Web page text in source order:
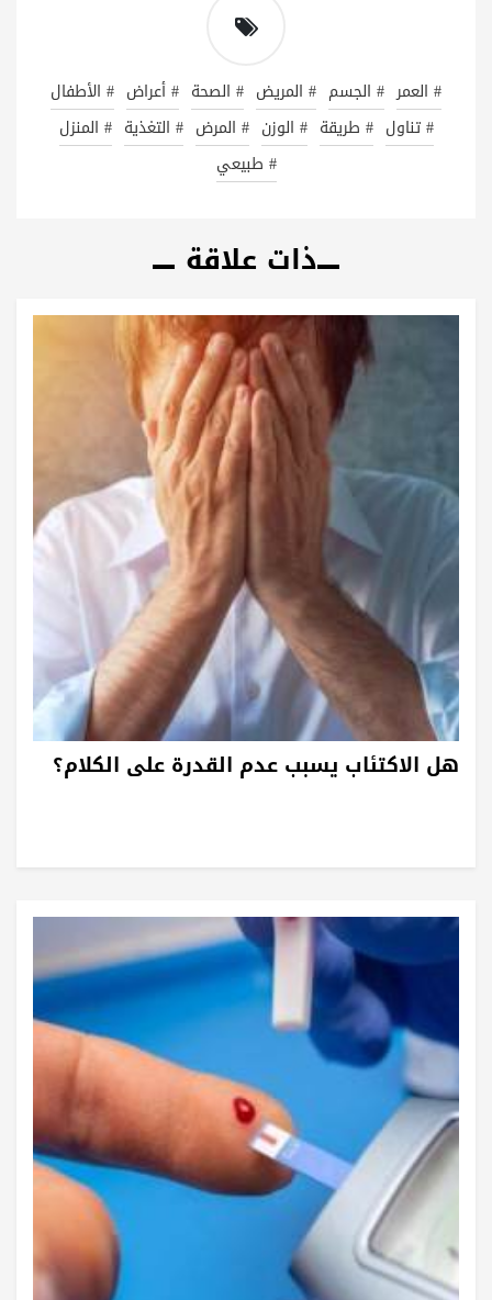
# العمر # الجسم # المريض # الصحة # أعراض # الأطفال
# تناول # طريقة # الوزن # المرض # التغذية # المنزل
# طبيعي
ذات علاقة
هل الاكتئاب يسبب عدم القدرة على الكلام؟